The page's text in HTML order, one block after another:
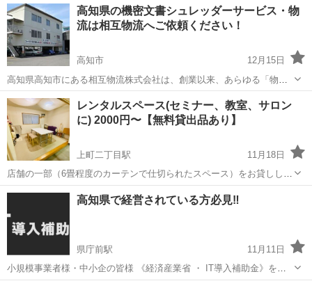
高知 四万十市 その他
高知県の機密文書シュレッダーサービス・物
流は相互物流へご依頼ください！
高知市
12月15日
高知県高知市にある相互物流株式会社は、創業以来、あらゆる「物」
の運搬、保管、搬入出等の可能な体制を整え、一般貨物輸送事業や倉
庫保管事業などを展開しています。また、機密文書裁断リサイクル事
業では、安心確実な機密抹消とリサイクル...
高知 高知市 その他
レンタルスペース(セミナー、教室、サロン
に) 2000円〜【無料貸出品あり】
上町二丁目駅
11月18日
店舗の一部（6畳程度のカーテンで仕切られたスペース）をお貸ししま
す。 《こんな用途でお使いいただけます》 ✔︎セミナーや教室 ✔︎ヒーリ
ングやカウンセリング ✔︎ランチ会などの交流会 ✔︎簡易なイベント・展
示会 …....
高知 高知市 上町二丁目駅 無料
高知県で経営されている方必見‼️
県庁前駅
11月11日
小規模事業者様・中小企の皆様 《経済産業省 ・ IT導入補助金》をご